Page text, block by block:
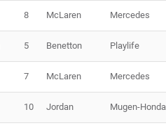
8 McLaren Mercedes
5 Benetton Playlife
7 McLaren Mercedes
10 Jordan Mugen-Honda